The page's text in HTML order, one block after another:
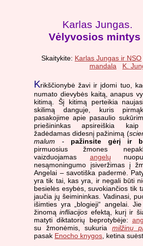
Karlas Jungas.
Vėlyvosios mintys
Skaitykite: Karlas Jungas ir NSO
mandala
K.
Krikščionybė žavi ir įdomi tuo,
numato dievybės kaitą, anapus
kitimą. Šį kitimą perteikia
skilimą danguje, kuris
pasakojime apie pasaulio
priešininkas apsireiškia
žadėdamas didesnį pažinimą (
malum - pažinsite gėrį ir
pirmuosius žmones
vaizduojamas angelų
nesąmoningumo įsiveržimas į
Angelai – savotiška padermė.
yra tik tai, kas yra, ir negali būti
besielės esybės, suvokiančios tik
jaučia jų šeimininkas. Vadinasi,
išimties yra „blogieji“ angelai.
žinomąinfliacijos efektą, kurį ir
matyti diktatorių beprotybėje:
su žmonėmis, sukuria milžinų
pasak Enocho knygos, ketina